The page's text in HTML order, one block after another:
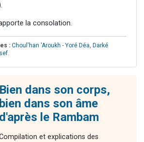
la consolation.
: Choul'han 'Aroukh - Yoré Déa, Darké
.
Bien dans son corps,
bien dans son âme
d'après le Rambam
et explications des